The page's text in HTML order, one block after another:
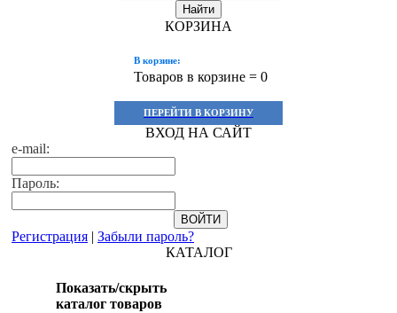
Найти
КОРЗИНА
В корзине:
Товаров в корзине = 0
ПЕРЕЙТИ В КОРЗИНУ
ВХОД НА САЙТ
e-mail:
Пароль:
Регистрация | Забыли пароль?
КАТАЛОГ
Показать/скрыть
каталог товаров